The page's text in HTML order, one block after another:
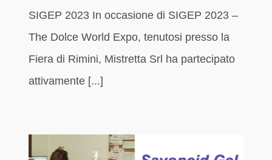
SIGEP 2023 In occasione di SIGEP 2023 –
The Dolce World Expo, tenutosi presso la
Fiera di Rimini, Mistretta Srl ha partecipato
attivamente [...]